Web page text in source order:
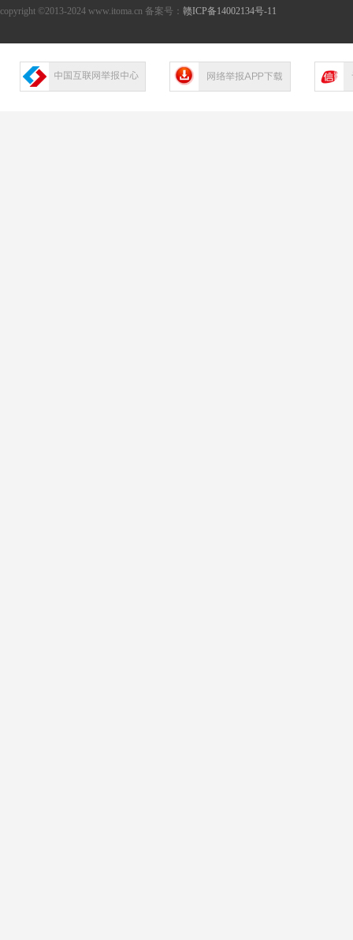
copyright ©2013-2024 www.itoma.cn 备案号： 赣ICP备14002134号-11